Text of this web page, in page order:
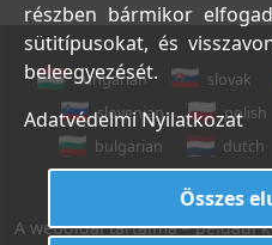
hungarian slovak
slovenian
polish
bulgarian
dutch
A weboldal tartalma – például
részben bármikor
sütitípusokat, és
beleegyezését.
Adatvédelmi Nyilatkozat
Összes